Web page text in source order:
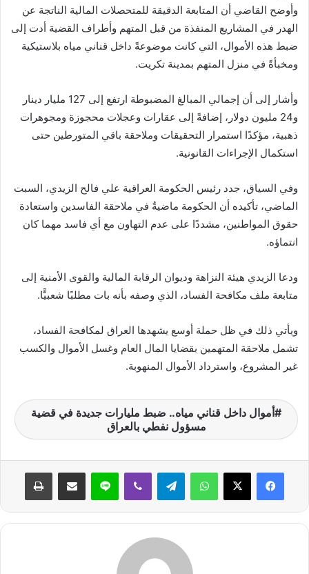
وأوضح القاضي أن المتابعة الدقيقة للمتحصلات المالية الناتجة عن
الهدر في المشاريع المنفذة من قبل المتهم وأطراف القضية أدت إلى
ضبط هذه الأموال، التي كانت موضوعةً داخل قناني مياه بلاستيكية
ومخبأةً في منزل المتهم بمدينة تكريت.
وأشار إلى أن إجمالي المبالغ المضبوطة ارتفع إلى 127 مليار دينار
و24 مليون دولار، إضافةً إلى عقارات وعجلات محجوزة ومجوهرات
ذهبية، مؤكدًا استمرار التحقيقات وملاحقة باقي المتورطين حتى
استكمال الإجراءات القانونية.
وفي السياق، جدد رئيس الحكومة العراقية علي فالح الزيدي، السبت
الماضي، تأكيده أن الحكومة ماضيةٌ في ملاحقة الفاسدين واستعادة
حقوق المواطنين، مشددًا على عدم التهاون مع أي فاسد مهما كان
انتماؤه.
ودعا الزيدي هيئة النزاهة وديوان الرقابة المالية والقوى الأمنية إلى
متابعة ملف مكافحة الفساد، الذي وصفه بأنه بات مطلبًا شعبيًّا.
ويأتي ذلك في ظل حملة أوسع يشهدها العراق لمكافحة الفساد،
تشمل ملاحقة المتهمين بقضايا المال العام وغسل الأموال والكسب
غير المشروع، واسترداد الأموال المنهوبة.
أموال داخل قناني مياه.. ضبط مليارات جديدة في قضية
مسؤول نفطي بالعراق
واتساب تيلقرام ڤايبر لاين مشاركة عبر البريد طباعة